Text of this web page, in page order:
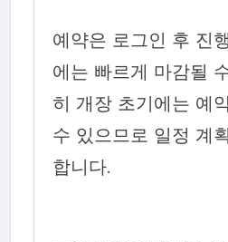
예약은 로그인 후 진
에는 빠르게 마감될
히 개장 초기에는 예
수 있으므로 일정 계
합니다.